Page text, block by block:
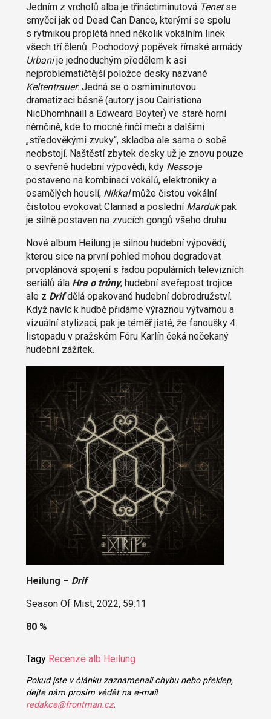
Jedním z vrcholů alba je třináctiminutová Tenetse
smyčci jak od Dead Can Dance, kterými se spolu
s rytmikou proplétá hned několik vokálním linek
všech tří členů. Pochodový popěvek římské armády
Urbanije jednoduchým předělem k asi
nejproblematičtější položce desky nazvané
Keltentrauer. Jedná se o osmiminutovou
dramatizaci básně (autory jsou Cairistiona
NicDhomhnaill a Edweard Boyter) ve staré horní
němčině, kde to mocně řinčí meči a dalšími
„středověkými zvuky“, skladba ale sama o sobě
neobstojí. Naštěstí zbytek desky už je znovu pouze
o sevřené hudební výpovědi, kdy Nessoje
postaveno na kombinaci vokálů, elektroniky a
osamělých houslí, Nikkalmůže čistou vokální
čistotou evokovat Clannad a posledníMardukpak
je silně postaven na zvucích gongů všeho druhu.
Nové album Heilung je silnou hudební výpovědí,
kterou sice na první pohled mohou degradovat
prvoplánová spojení s řadou populárních televizních
seriálů ála Hra o trůny, hudební sveřepost trojice
ale z Drifdělá opakované hudební dobrodružství.
Když navíc k hudbě přidáme výraznou výtvarnou a
vizuální stylizaci, pak je téměř jisté, že fanoušky 4.
listopadu v pražském Fóru Karlín čeká nečekaný
hudební zážitek.
‎Heilung – Drif
Season Of Mist, 2022, 59:11
80 %
Tagy Recenze alb Heilung
Pokud jste v článku zaznamenali chybu nebo překlep,
dejte nám prosím vědět na e-mail
redakce@frontman.cz.